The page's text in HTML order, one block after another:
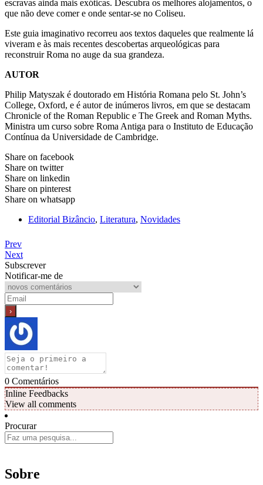
escravas ainda mais exóticas. Descubra os melhores alojamentos, o
que não deve comer e onde sentar-se no Coliseu.
Este guia imaginativo recorreu aos textos daqueles que realmente lá
viveram e às mais recentes descobertas arqueológicas para
reconstruir Roma no auge da sua grandeza.
AUTOR
Philip Matyszak é doutorado em História Romana pelo St. John’s
College, Oxford, e é autor de inúmeros livros, em que se destacam
Chronicle of the Roman Republic e The Greek and Roman Myths.
Ministra um curso sobre Roma Antiga para o Instituto de Educação
Contínua da Universidade de Cambridge.
Share on facebook
Share on twitter
Share on linkedin
Share on pinterest
Share on whatsapp
Editorial Bizâncio, Literatura, Novidades
Prev
Next
Subscrever
Notificar-me de
0 Comentários
Inline Feedbacks
View all comments
Procurar
Sobre